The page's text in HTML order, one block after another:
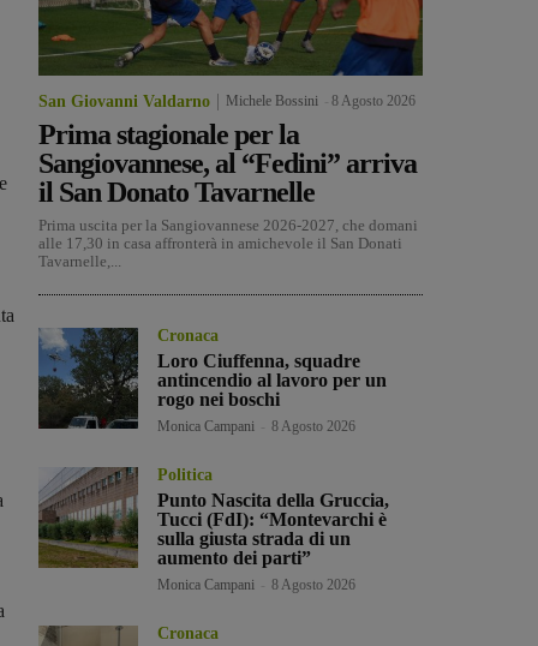
San Giovanni Valdarno Michele Bossini 8 Agosto 2026
Prima stagionale per la
Sangiovannese, al “Fedini” arriva
il San Donato Tavarnelle
Prima uscita per la Sangiovannese 2026-2027, che domani
alle 17,30 in casa affronterà in amichevole il San Donati
Tavarnelle,...
Cronaca
Loro Ciuffenna, squadre
antincendio al lavoro per un
rogo nei boschi
Monica Campani 8 Agosto 2026
Politica
Punto Nascita della Gruccia,
Tucci (FdI): “Montevarchi è
sulla giusta strada di un
aumento dei parti”
Monica Campani 8 Agosto 2026
Cronaca